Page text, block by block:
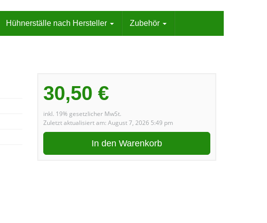
Hühnerställe nach Hersteller Zubehör
30,50 €
inkl. 19% gesetzlicher MwSt.
Zuletzt aktualisiert am: August 7, 2026 5:49 pm
In den Warenkorb